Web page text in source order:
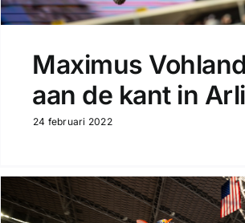
Maximus
aan de kant in
24 februari 2022